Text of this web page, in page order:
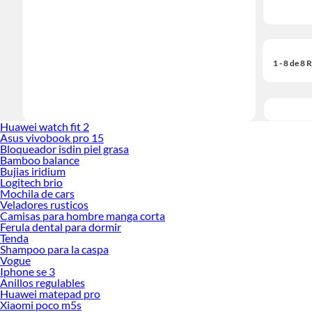
1 - 8 de 8
Huawei watch fit 2
Asus vivobook pro 15
Bloqueador isdin piel grasa
Bamboo balance
Bujias iridium
Logitech brio
Mochila de cars
Veladores rusticos
Camisas para hombre manga corta
Ferula dental para dormir
Tenda
Shampoo para la caspa
Vogue
Iphone se 3
Anillos regulables
Huawei matepad pro
Xiaomi poco m5s